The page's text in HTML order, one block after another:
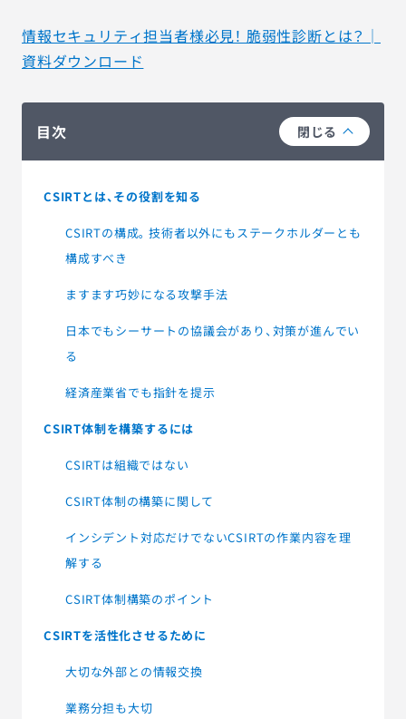
※その他のご連絡は03-5333-1246
情報セキュリティ担当者様必見！ 脆弱性診断とは？│
資料ダウンロード
目次 閉じる
CSIRTとは、その役割を知る
CSIRTの構成。技術者以外にもステークホルダーとも
構成すべき
ますます巧妙になる攻撃手法
日本でもシーサートの協議会があり、対策が進んでい
る
経済産業省でも指針を提示
CSIRT体制を構築するには
CSIRTは組織ではない
CSIRT体制の構築に関して
インシデント対応だけでないCSIRTの作業内容を理
解する
CSIRT体制構築のポイント
CSIRTを活性化させるために
大切な外部との情報交換
業務分担も大切